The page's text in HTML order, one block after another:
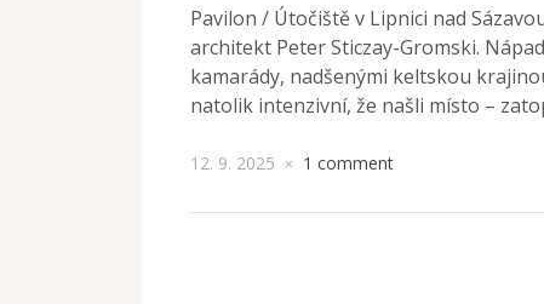
Pavilon / Útočiště v Lipnici nad
architekt Peter Sticzay-Gromski.
kamarády, nadšenými keltskou
natolik intenzivní, že našli místo –
12. 9. 2025 × 1 comment